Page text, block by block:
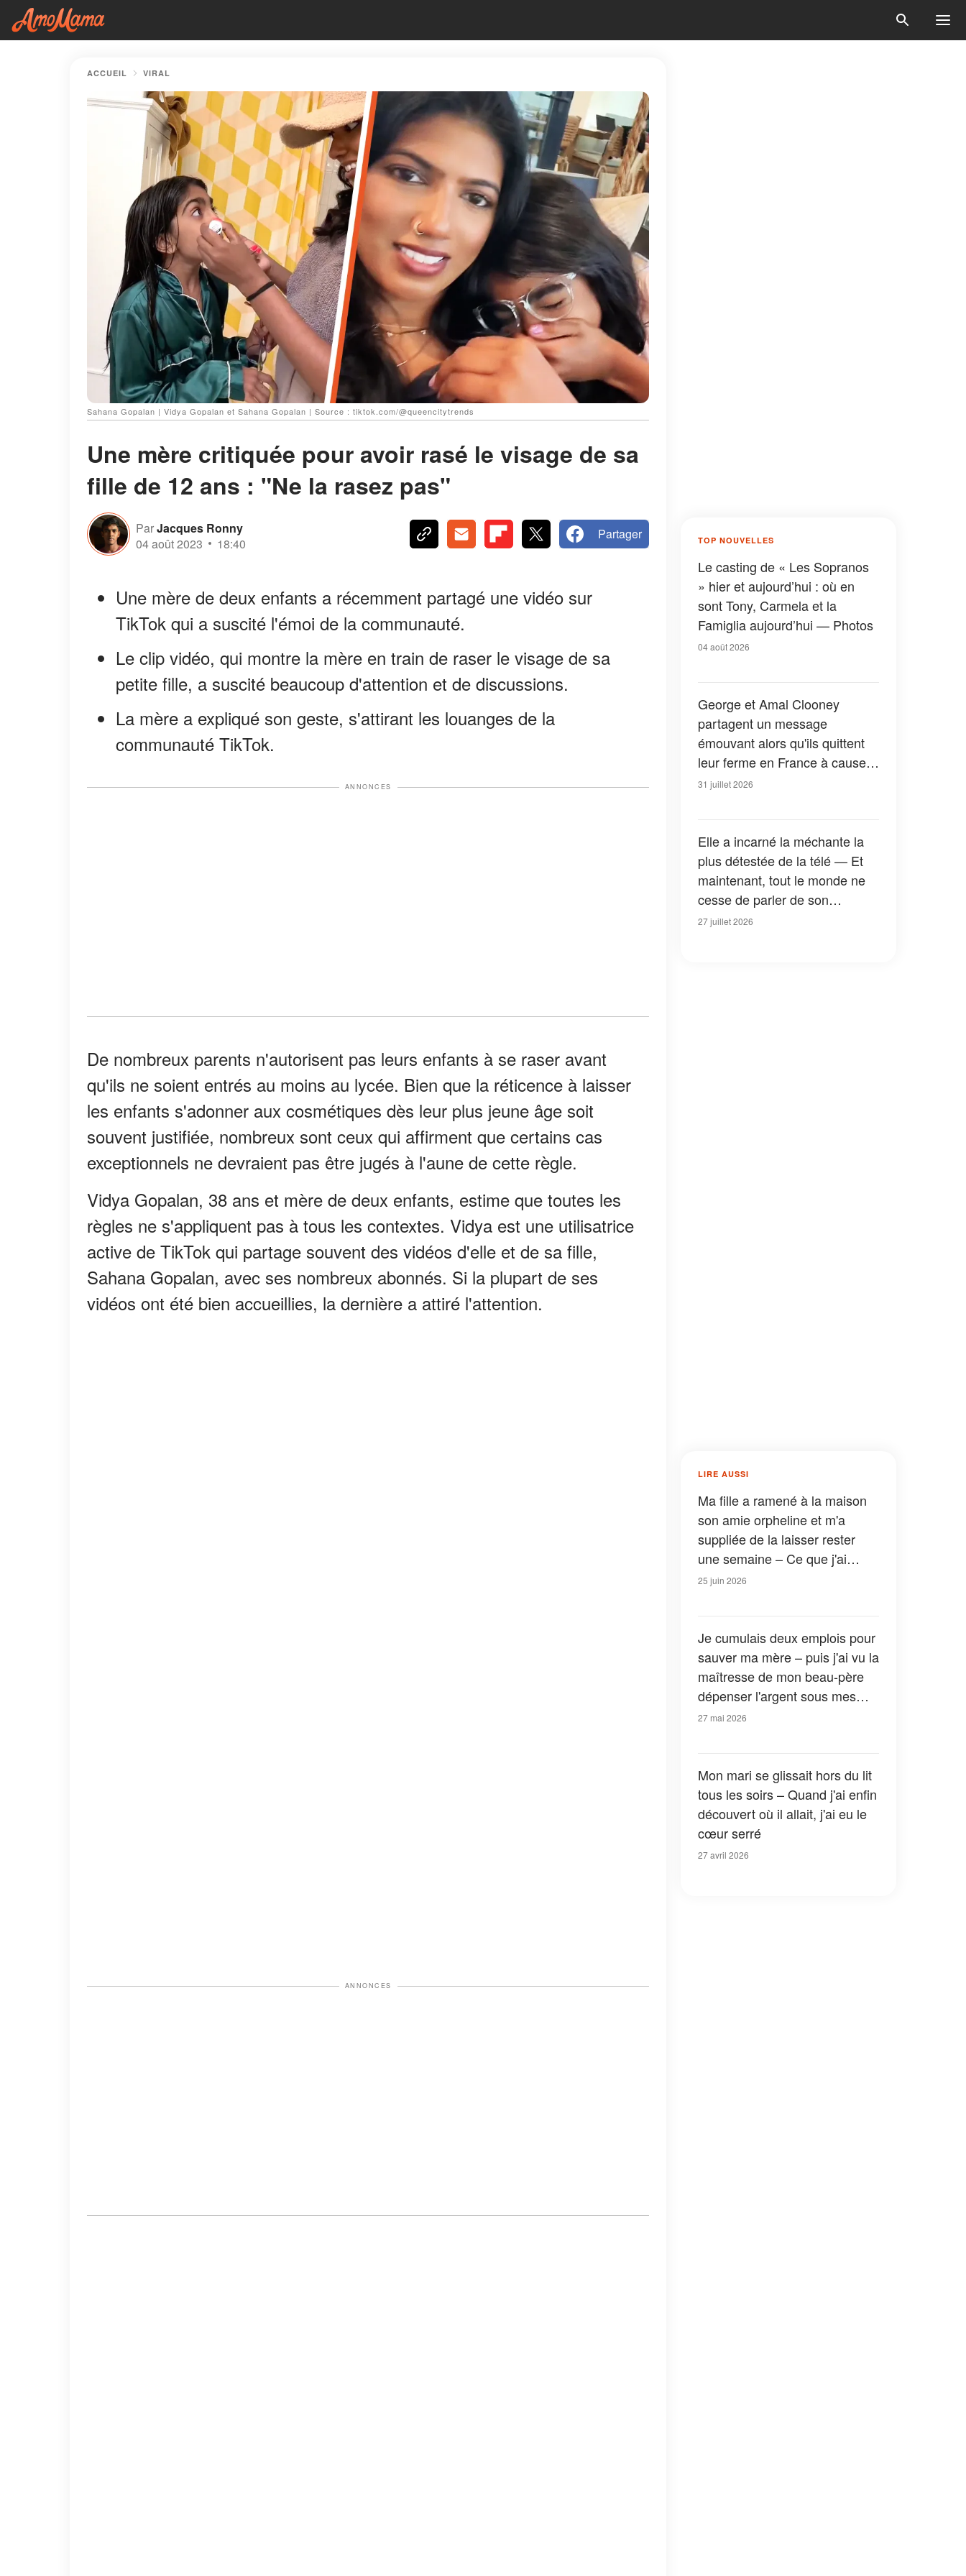
ACCUEIL VIRAL
Sahana Gopalan | Vidya Gopalan et Sahana Gopalan | Source : tiktok.com/@queencitytrends
Une mère critiquée pour avoir rasé le visage de sa
fille de 12 ans : "Ne la rasez pas"
ParJacques Ronny
04 août 2023
18:40
Partager
Une mère de deux enfants a récemment partagé une vidéo sur
TikTok qui a suscité l'émoi de la communauté.
Le clip vidéo, qui montre la mère en train de raser le visage de sa
petite fille, a suscité beaucoup d'attention et de discussions.
La mère a expliqué son geste, s'attirant les louanges de la
communauté TikTok.
ANNONCES
De nombreux parents n'autorisent pas leurs enfants à se raser avant
qu'ils ne soient entrés au moins au lycée. Bien que la réticence à laisser
les enfants s'adonner aux cosmétiques dès leur plus jeune âge soit
souvent justifiée, nombreux sont ceux qui affirment que certains cas
exceptionnels ne devraient pas être jugés à l'aune de cette règle.
Vidya Gopalan, 38 ans et mère de deux enfants, estime que toutes les
règles ne s'appliquent pas à tous les contextes. Vidya est une utilisatrice
active de TikTok qui partage souvent des vidéos d'elle et de sa fille,
Sahana Gopalan, avec ses nombreux abonnés. Si la plupart de ses
vidéos ont été bien accueillies, la dernière a attiré l'attention.
ANNONCES
TOP NOUVELLES
Le casting de « Les Sopranos
» hier et aujourd’hui : où en
sont Tony, Carmela et la
Famiglia aujourd’hui — Photos
04 août 2026
George et Amal Clooney
partagent un message
émouvant alors qu'ils quittent
leur ferme en France à cause
des feux de forêt — Tous les
31 juillet 2026
Elle a incarné la méchante la
plus détestée de la télé — Et
maintenant, tout le monde ne
cesse de parler de son
apparition dans la nouvelle
27 juillet 2026
LIRE AUSSI
Ma fille a ramené à la maison
son amie orpheline et m'a
suppliée de la laisser rester
une semaine – Ce que j'ai
découvert dans leur chambre
25 juin 2026
Je cumulais deux emplois pour
sauver ma mère – puis j'ai vu la
maîtresse de mon beau-père
dépenser l'argent sous mes
yeux
27 mai 2026
Mon mari se glissait hors du lit
tous les soirs – Quand j'ai enfin
découvert où il allait, j'ai eu le
cœur serré
27 avril 2026